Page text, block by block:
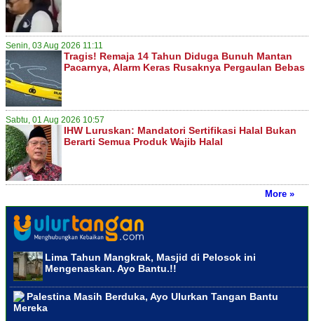
Senin, 03 Aug 2026 11:11
Tragis! Remaja 14 Tahun Diduga Bunuh Mantan
Pacarnya, Alarm Keras Rusaknya Pergaulan Bebas
Sabtu, 01 Aug 2026 10:57
IHW Luruskan: Mandatori Sertifikasi Halal Bukan
Berarti Semua Produk Wajib Halal
More »
Lima Tahun Mangkrak, Masjid di Pelosok ini
Mengenaskan. Ayo Bantu.!!
Palestina Masih Berduka, Ayo Ulurkan Tangan Bantu
Mereka